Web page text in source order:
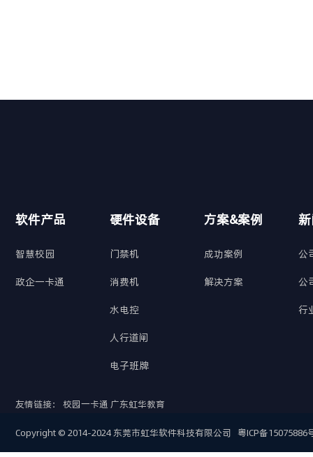
软件产品
智慧校园
政企一卡通
硬件设备
门禁机
消费机
水电控
人行道闸
电子班牌
方案&案例
成功案例
解决方案
公
公
行
友情链接： 校园一卡通 广东虹华教育
Copyright © 2014-2024 东莞市虹华软件科技有限公司 粤ICP备15075886